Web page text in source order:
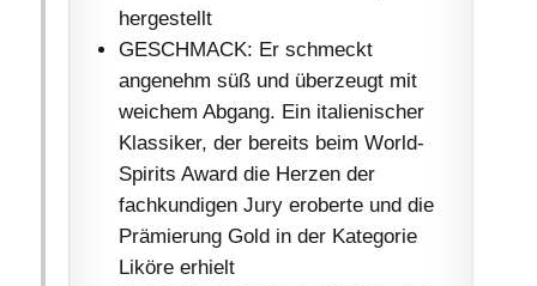
hergestellt
GESCHMACK: Er schmeckt
angenehm süß und überzeugt mit
weichem Abgang. Ein italienischer
Klassiker, der bereits beim World-
Spirits Award die Herzen der
fachkundigen Jury eroberte und die
Prämierung Gold in der Kategorie
Liköre erhielt